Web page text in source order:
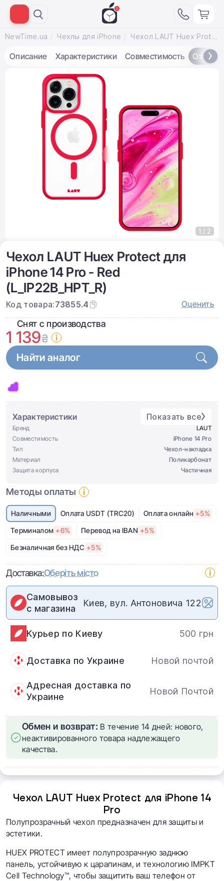
NewTime.ua Чехлы для iPhone Чехол LAUT Huex Protect для iPhone 14 Pro - Red (L_IP22B_HPT_R)
Описание Характеристики Совместимость Отзывы
Чехол LAUT Huex Protect для
iPhone 14 Pro - Red
(L_IP22B_HPT_R)
Код товара:73855.4 Оценить
Снят с производства
1 139₴
Найти аналог
Характеристики Показать все
Бренд
LAUT
Совместимость
iPhone 14 Pro
Тип
Чеxол-накладка
Материал
Поликарбонат
Защита корпуса
Частичная
Методы оплаты
Наличными Оплата USDT (TRC20) Оплата онлайн +5%
Терминалом +6% Перевод на IBAN +5%
Безналичная без НДС +5%
Доставка:Оберіть місто
Самовывоз
с магазина
Киев, вул. Антоновича 122
Курьер по Киеву 500 грн
Доставка по Украине Новой почтой
Адресная доставка по
Украине
Новой Почтой
Обмен и возврат: В течение 14 дней: нового,
неактивированного товара надлежащего
качества.
1 / 2
Чехол LAUT Huex Protect для iPhone 14
Pro
Полупрозрачный чехол предназначен для защиты и
эстетики.
HUEX PROTECT имеет полупрозрачную заднюю
панель, устойчивую к царапинам, и технологию IMPKT
Cell Technology™, чтобы защитить ваш телефон от